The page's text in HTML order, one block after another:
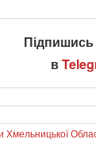
в
Хмельницької